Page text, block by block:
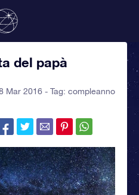
del papà
Mar 2016 - Tag: compleanno